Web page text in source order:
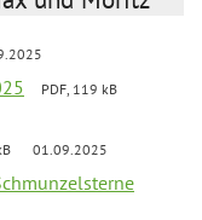
PDF, 119 kB
01.09.2025